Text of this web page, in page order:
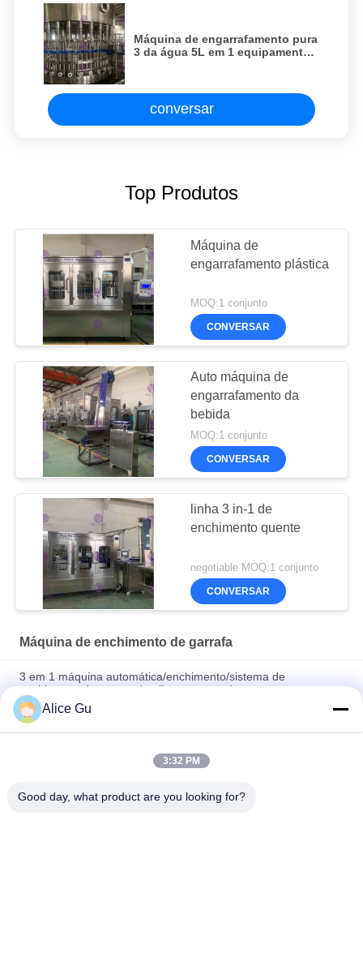
Máquina de engarrafamento pura
3 da água 5L em 1 equipamento
conversar
Top Produtos
Máquina de
engarrafamento plástica
MOQ:1 conjunto
CONVERSAR
Auto máquina de
engarrafamento da
bebida
MOQ:1 conjunto
CONVERSAR
linha 3 in-1 de
enchimento quente
negotiable MOQ:1 conjunto
CONVERSAR
Máquina de enchimento de garrafa
3 em 1 máquina automática/enchimento/sistema de
enchimento das gotas de olho e tampando
Linha de produção de vidro 40 cabeça do vinagre do controle
do PLC da máquina de engarrafamento
Lavagem linear da água potável da máquina de
Alice Gu
3:32 PM
Good day, what product are you looking for?